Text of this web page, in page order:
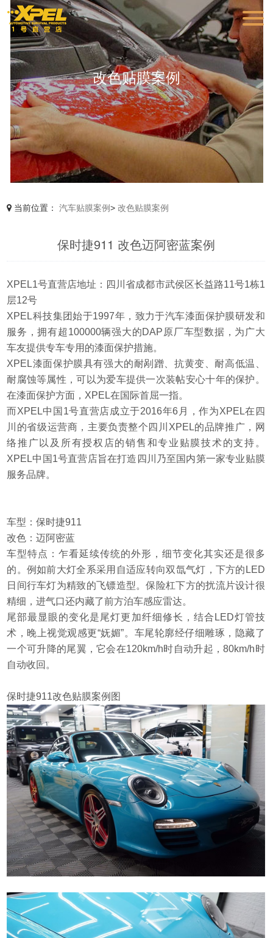
改色贴膜案例
当前位置：汽车贴膜案例>改色贴膜案例
保时捷911 改色迈阿密蓝案例
XPEL1号直营店地址：四川省成都市武侯区长益路11号1栋1
层12号
XPEL科技集团始于1997年，致力于汽车漆面保护膜研发和
服务，拥有超100000辆强大的DAP原厂车型数据，为广大
车友提供专车专用的漆面保护措施。
XPEL漆面保护膜具有强大的耐剐蹭、抗黄变、耐高低温、
耐腐蚀等属性，可以为爱车提供一次装帖安心十年的保护。
在漆面保护方面，XPEL在国际首屈一指。
而XPEL中国1号直营店成立于2016年6月，作为XPEL在四
川的省级运营商，主要负责整个四川XPEL的品牌推广，网
络推广以及所有授权店的销售和专业贴膜技术的支持。
XPEL中国1号直营店旨在打造四川乃至国内第一家专业贴膜
服务品牌。
车型：保时捷911
改色：迈阿密蓝
车型特点：乍看延续传统的外形，细节变化其实还是很多
的。例如前大灯全系采用自适应转向双氙气灯，下方的LED
日间行车灯为精致的飞镖造型。保险杠下方的扰流片设计很
精细，进气口还内藏了前方泊车感应雷达。
尾部最显眼的变化是尾灯更加纤细修长，结合LED灯管技
术，晚上视觉观感更“妩媚”。车尾轮廓经仔细雕琢，隐藏了
一个可升降的尾翼，它会在120km/h时自动升起，80km/h时
自动收回。
保时捷911改色贴膜案例图